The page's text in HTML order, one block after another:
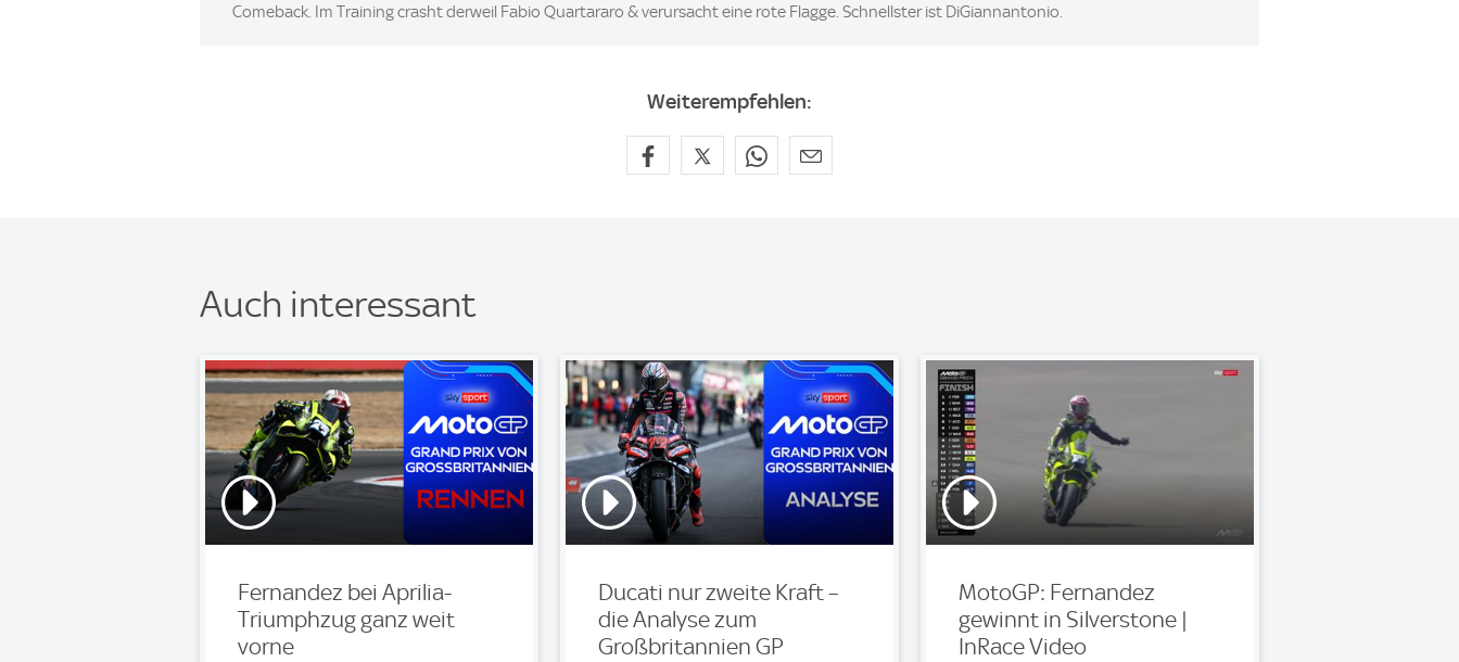
Comeback. Im Training crasht derweil Fabio Quartararo & verursacht eine rote Flagge. Schnellster ist DiGiannantonio.
Weiterempfehlen:
Auch interessant
Fernandez bei Aprilia-
Triumphzug ganz weit
vorne
Ducati nur zweite Kraft –
die Analyse zum
Großbritannien GP
MotoGP: Fernandez
gewinnt in Silverstone |
InRace Video